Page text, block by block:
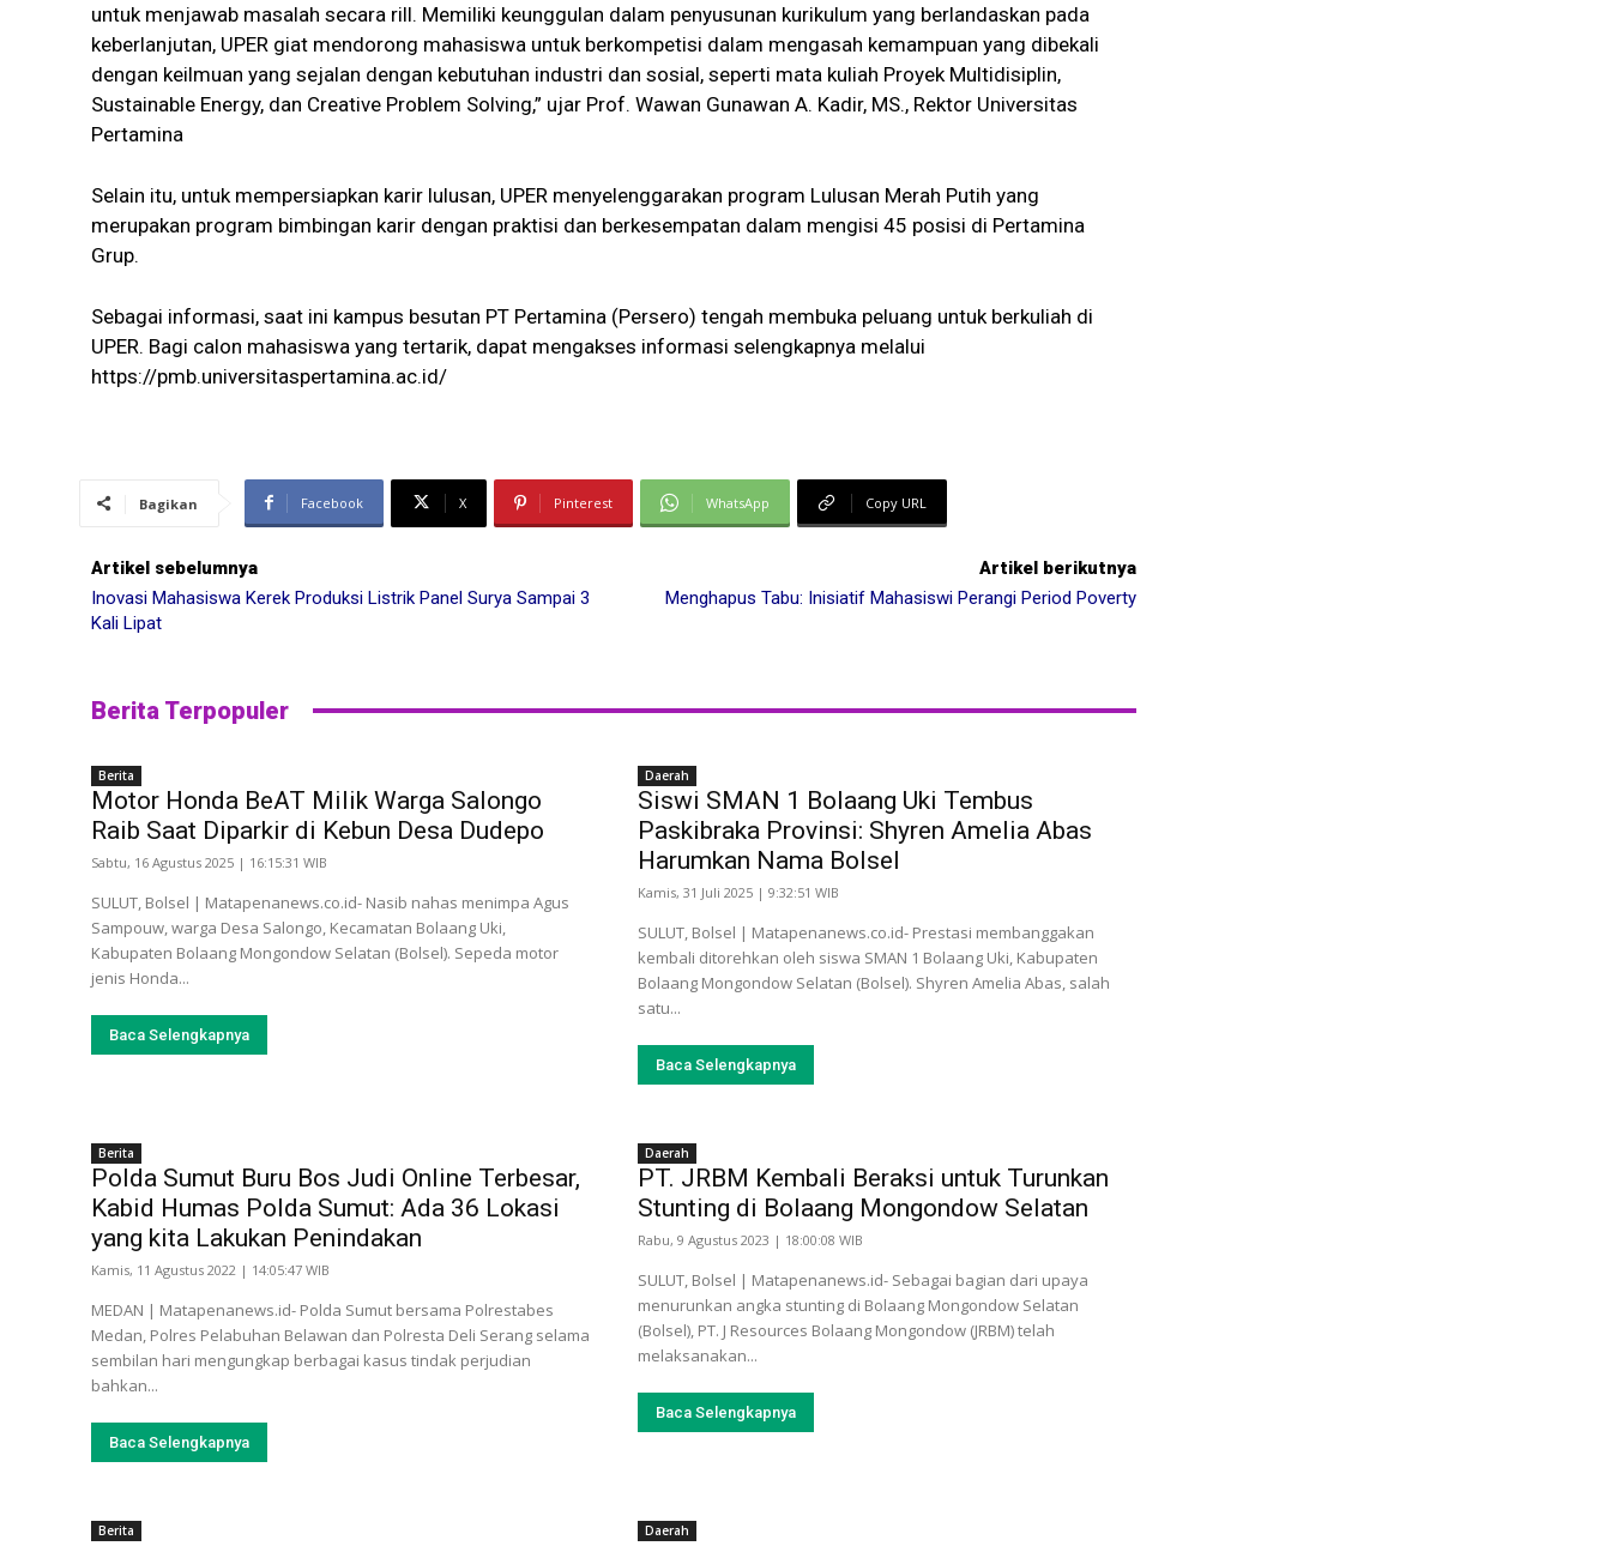
untuk menjawab masalah secara rill. Memiliki keunggulan dalam penyusunan kurikulum yang berlandaskan pada
keberlanjutan, UPER giat mendorong mahasiswa untuk berkompetisi dalam mengasah kemampuan yang dibekali
dengan keilmuan yang sejalan dengan kebutuhan industri dan sosial, seperti mata kuliah Proyek Multidisiplin,
Sustainable Energy, dan Creative Problem Solving,” ujar Prof. Wawan Gunawan A. Kadir, MS., Rektor Universitas
Pertamina
Selain itu, untuk mempersiapkan karir lulusan, UPER menyelenggarakan program Lulusan Merah Putih yang
merupakan program bimbingan karir dengan praktisi dan berkesempatan dalam mengisi 45 posisi di Pertamina
Grup.
Sebagai informasi, saat ini kampus besutan PT Pertamina (Persero) tengah membuka peluang untuk berkuliah di
UPER. Bagi calon mahasiswa yang tertarik, dapat mengakses informasi selengkapnya melalui
https://pmb.universitaspertamina.ac.id/
Bagikan Facebook X Pinterest WhatsApp Copy URL
Artikel sebelumnya
Inovasi Mahasiswa Kerek Produksi Listrik Panel Surya Sampai 3
Kali Lipat
Artikel berikutnya
Menghapus Tabu: Inisiatif Mahasiswi Perangi Period Poverty
Berita Terpopuler
Berita
Motor Honda BeAT Milik Warga Salongo
Raib Saat Diparkir di Kebun Desa Dudepo
Sabtu, 16 Agustus 2025 | 16:15:31 WIB
SULUT, Bolsel | Matapenanews.co.id- Nasib nahas menimpa Agus
Sampouw, warga Desa Salongo, Kecamatan Bolaang Uki,
Kabupaten Bolaang Mongondow Selatan (Bolsel). Sepeda motor
jenis Honda...
Baca Selengkapnya
Daerah
Siswi SMAN 1 Bolaang Uki Tembus
Paskibraka Provinsi: Shyren Amelia Abas
Harumkan Nama Bolsel
Kamis, 31 Juli 2025 | 9:32:51 WIB
SULUT, Bolsel | Matapenanews.co.id- Prestasi membanggakan
kembali ditorehkan oleh siswa SMAN 1 Bolaang Uki, Kabupaten
Bolaang Mongondow Selatan (Bolsel). Shyren Amelia Abas, salah
satu...
Baca Selengkapnya
Berita
Polda Sumut Buru Bos Judi Online Terbesar,
Kabid Humas Polda Sumut: Ada 36 Lokasi
yang kita Lakukan Penindakan
Kamis, 11 Agustus 2022 | 14:05:47 WIB
MEDAN | Matapenanews.id- Polda Sumut bersama Polrestabes
Medan, Polres Pelabuhan Belawan dan Polresta Deli Serang selama
sembilan hari mengungkap berbagai kasus tindak perjudian
bahkan...
Baca Selengkapnya
Daerah
PT. JRBM Kembali Beraksi untuk Turunkan
Stunting di Bolaang Mongondow Selatan
Rabu, 9 Agustus 2023 | 18:00:08 WIB
SULUT, Bolsel | Matapenanews.id- Sebagai bagian dari upaya
menurunkan angka stunting di Bolaang Mongondow Selatan
(Bolsel), PT. J Resources Bolaang Mongondow (JRBM) telah
melaksanakan...
Baca Selengkapnya
Berita Daerah